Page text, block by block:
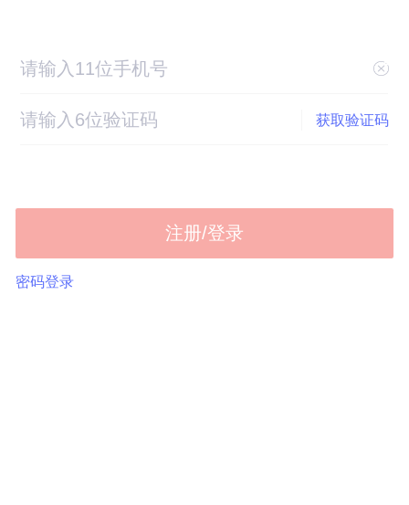
获取验证码
注册/登录
密码登录